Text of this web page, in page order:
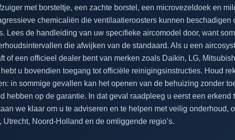
met borsteltje, een zachte borstel, een microvezeldoek en
chemicaliën die ventilaatieroosters kunnen beschadigen
Lees de handleiding van uw specifieke aircomodel door, want
die afwijken van de standaard. Als u een
of een officieel dealer bent van merken zoals Daikin, LG,
u bovendien toegang tot officiële reinigingsinstructies. Houd
in sommige gevallen kan het openen van de behuizing zonder
hebben op de garantie. In dat geval raadpleeg u eerst een erkend
we klaar om u te adviseren en te helpen met veilig onderhoud,
Noord-Holland en de omliggende regio’s.